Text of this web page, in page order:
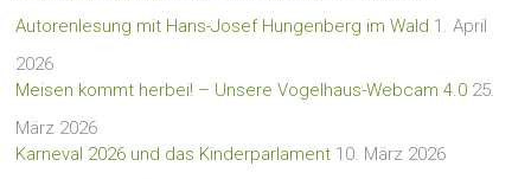
Autorenlesung mit Hans-Josef Hungenberg im Wald 1. April
2026
Meisen kommt herbei! – Unsere Vogelhaus-Webcam 4.0 25.
März 2026
Karneval 2026 und das Kinderparlament 10. März 2026